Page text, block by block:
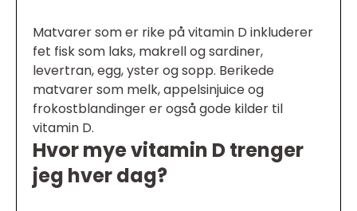
Matvarer som er rike på vitamin D inkluderer
fet fisk som laks, makrell og sardiner,
levertran, egg, yster og sopp. Berikede
matvarer som melk, appelsinjuice og
frokostblandinger er også gode kilder til
vitamin D.
Hvor mye vitamin D trenger
jeg hver dag?